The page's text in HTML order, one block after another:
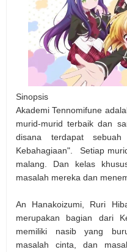
Sinopsis
Akademi Tennomifune
murid-murid terbaik dan
disana terdapat
Kebahagiaan". Setiap
malang. Dan kelas
masalah mereka dan
An Hanakoizumi, Ruri
merupakan bagian dari
memiliki nasib yang
masalah cinta, dan